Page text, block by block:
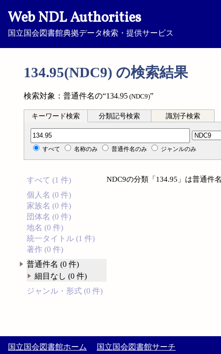
Web NDL Authorities
国立国会図書館典拠データ検索・提供サービス
134.95(NDC9) の検索結果
検索対象：普通件名の“134.95 (NDC9)”
キーワード検索 分類記号検索 識別子検索
分類記号検索
すべて 名称のみ 普通件名のみ ジャンルのみ
すべて (1 件)
個人名 (0 件)
家族名 (0 件)
団体名 (0 件)
地名 (0 件)
統一タイトル (1 件)
著作 (0 件)
普通件名 (0 件)
細目なし (0 件)
ジャンル・形式 (0 件)
NDC9の分類「134.95」は普通件
国立国会図書館ホーム 国立国会図書館サーチ